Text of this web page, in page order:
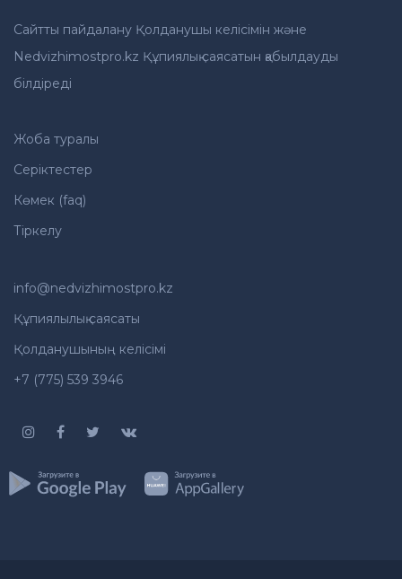
Сайтты пайдалану Қолданушы келісімін және
Nedvizhimostpro.kz Құпиялық саясатын қабылдауды
білдіреді
Жоба туралы
Серіктестер
Көмек (faq)
Тіркелу
info@nedvizhimostpro.kz
Құпиялылық саясаты
Қолданушының келісімі
+7 (775) 539 3946